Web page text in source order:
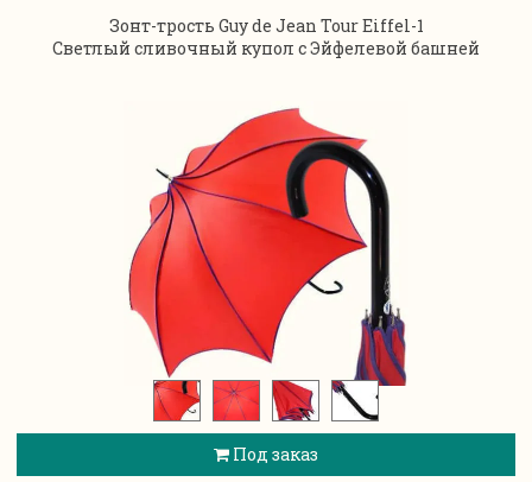
Зонт-трость Guy de Jean Tour Eiffel-1
Светлый сливочный купол с Эйфелевой башней
Под заказ